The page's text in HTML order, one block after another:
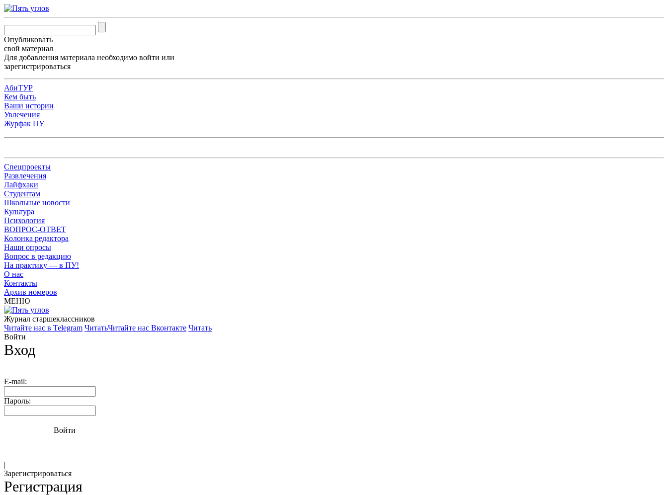
Опубликовать
свой материал
Для добавления материала необходимо войти или
зарегистрироваться
АбиТУР
Кем быть
Ваши истории
Увлечения
Журфак ПУ
Спецпроекты
Развлечения
Лайфхаки
Студентам
Школьные новости
Культура
Психология
ВОПРОС-ОТВЕТ
Колонка редактора
Наши опросы
Вопрос в редакцию
На практику — в ПУ!
О нас
Контакты
Архив номеров
МЕНЮ
Журнал старшекласcников
Читайте нас в Telegram ЧитатьЧитайте нас Вконтакте Читать
Войти
Вход
E-mail:
Пароль:
Войти
|
Зарегистрироваться
Регистрация